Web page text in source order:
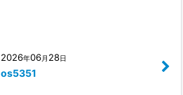
2026年06月 28日
os5351